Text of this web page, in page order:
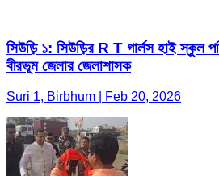
সিউড়ি ১: সিউড়ির R T গার্লস হাই স্কুল
বীরভূম জেলার জেলাশাসক
Suri 1, Birbhum | Feb 20, 2026